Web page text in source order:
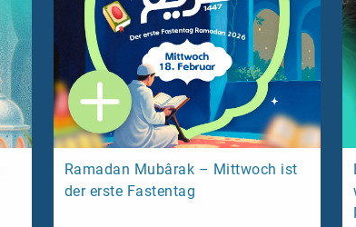
Ramadan Mubârak – Mittwoch ist
der erste Fastentag